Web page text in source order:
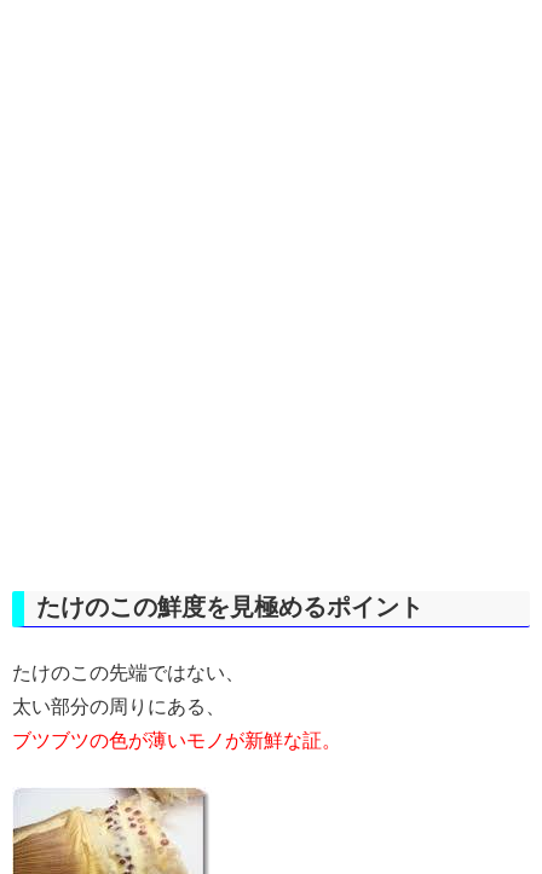
たけのこの鮮度を見極めるポイント
たけのこの先端ではない、
太い部分の周りにある、
ブツブツの色が薄いモノが新鮮な証。